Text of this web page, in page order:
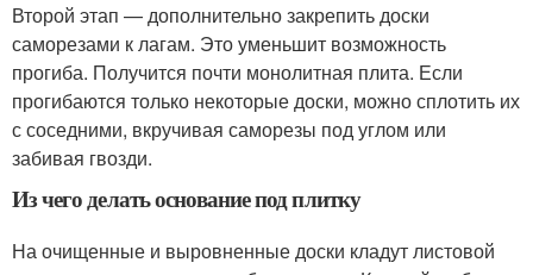
Второй этап — дополнительно закрепить доски
саморезами к лагам. Это уменьшит возможность
прогиба. Получится почти монолитная плита. Если
прогибаются только некоторые доски, можно сплотить их
с соседними, вкручивая саморезы под углом или
забивая гвозди.
Из чего делать основание под плитку
На очищенные и выровненные доски кладут листовой